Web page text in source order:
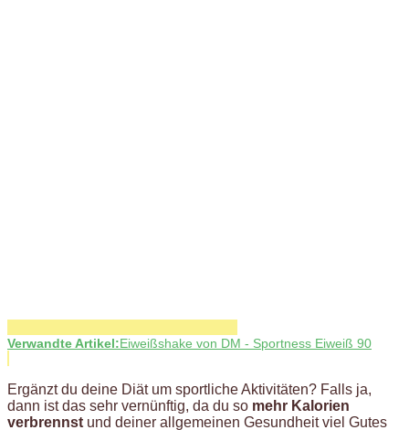
Verwandte Artikel:Eiweißshake von DM - Sportness Eiweiß 90
Ergänzt du deine Diät um sportliche Aktivitäten? Falls ja,
dann ist das sehr vernünftig, da du so mehr Kalorien
verbrennst und deiner allgemeinen Gesundheit viel Gutes